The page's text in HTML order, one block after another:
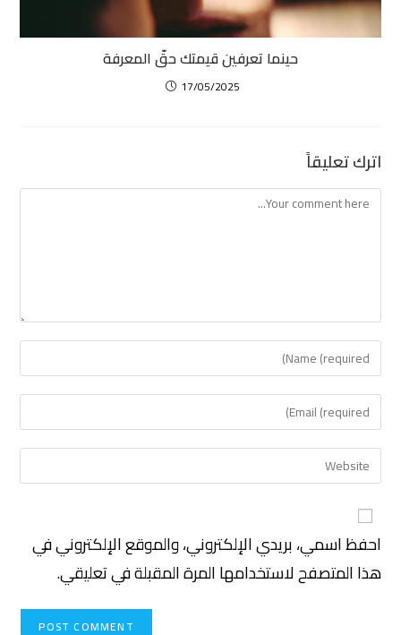
حينما تعرفين قيمتك حقّ المعرفة
17/05/2025
اترك تعليقاً
احفظ اسمي، بريدي الإلكتروني، والموقع الإلكتروني في
هذا المتصفح لاستخدامها المرة المقبلة في تعليقي.